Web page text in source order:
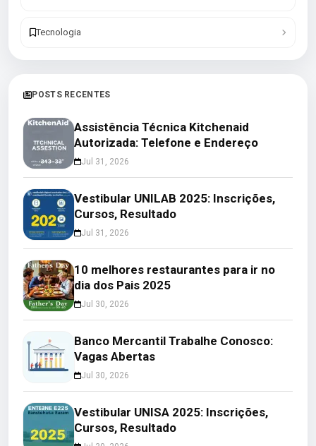
Tecnologia
POSTS RECENTES
Assistência Técnica Kitchenaid
Autorizada: Telefone e Endereço
Jul 31, 2026
Vestibular UNILAB 2025: Inscrições,
Cursos, Resultado
Jul 31, 2026
10 melhores restaurantes para ir no
dia dos Pais 2025
Jul 30, 2026
Banco Mercantil Trabalhe Conosco:
Vagas Abertas
Jul 30, 2026
Vestibular UNISA 2025: Inscrições,
Cursos, Resultado